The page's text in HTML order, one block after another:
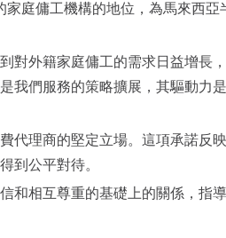
家庭傭工機構的地位，為馬來西亞
對外籍家庭傭工的需求日益增長
我們服務的策略擴展，其驅動力
代理商的堅定立場。這項承諾反
到公平對待。
和相互尊重的基礎上的關係，指